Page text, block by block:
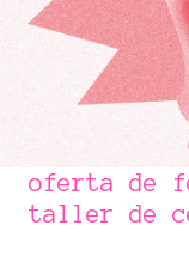
oferta de
taller de